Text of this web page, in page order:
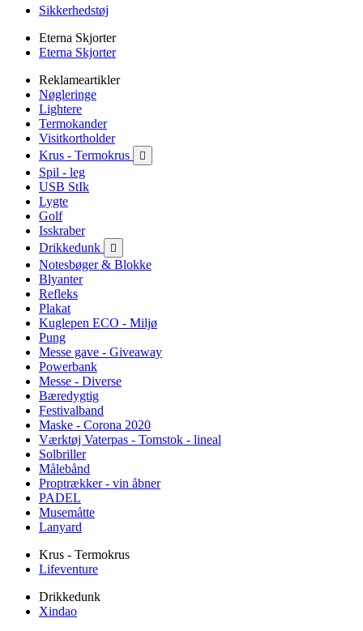
Sikkerhedstøj
Eterna Skjorter
Eterna Skjorter
Reklameartikler
Nøgleringe
Lightere
Termokander
Visitkortholder
Krus - Termokrus

Spil - leg
USB StIk
Lygte
Golf
Isskraber
Drikkedunk

Notesbøger & Blokke
Blyanter
Refleks
Plakat
Kuglepen ECO - Miljø
Pung
Messe gave - Giveaway
Powerbank
Messe - Diverse
Bæredygtig
Festivalband
Maske - Corona 2020
Værktøj Vaterpas - Tomstok - lineal
Solbriller
Målebånd
Proptrækker - vin åbner
PADEL
Musemåtte
Lanyard
Krus - Termokrus
Lifeventure
Drikkedunk
Xindao